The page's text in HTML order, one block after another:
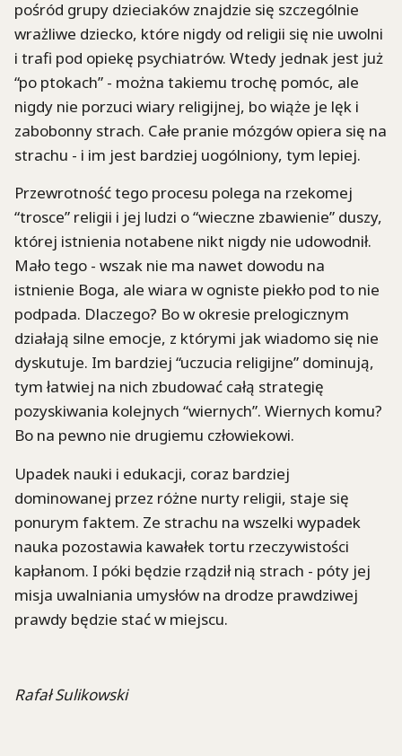
pośród grupy dzieciaków znajdzie się szczególnie
wrażliwe dziecko, które nigdy od religii się nie uwolni
i trafi pod opiekę psychiatrów. Wtedy jednak jest już
“po ptokach” - można takiemu trochę pomóc, ale
nigdy nie porzuci wiary religijnej, bo wiąże je lęk i
zabobonny strach. Całe pranie mózgów opiera się na
strachu - i im jest bardziej uogólniony, tym lepiej.
Przewrotność tego procesu polega na rzekomej
“trosce” religii i jej ludzi o “wieczne zbawienie” duszy,
której istnienia notabene nikt nigdy nie udowodnił.
Mało tego - wszak nie ma nawet dowodu na
istnienie Boga, ale wiara w ogniste piekło pod to nie
podpada. Dlaczego? Bo w okresie prelogicznym
działają silne emocje, z którymi jak wiadomo się nie
dyskutuje. Im bardziej “uczucia religijne” dominują,
tym łatwiej na nich zbudować całą strategię
pozyskiwania kolejnych “wiernych”. Wiernych komu?
Bo na pewno nie drugiemu człowiekowi.
Upadek nauki i edukacji, coraz bardziej
dominowanej przez różne nurty religii, staje się
ponurym faktem. Ze strachu na wszelki wypadek
nauka pozostawia kawałek tortu rzeczywistości
kapłanom. I póki będzie rządził nią strach - póty jej
misja uwalniania umysłów na drodze prawdziwej
prawdy będzie stać w miejscu.
Rafał Sulikowski